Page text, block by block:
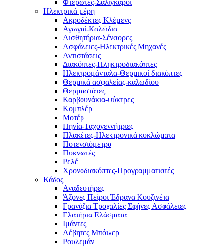
Φτερωτές-Σαλίγκαροι
Ηλεκτρικά μέρη
Ακροδέκτες Κλέμενς
Αγωγοί-Καλώδια
Αισθητήρια-Σένσορες
Ασφάλειες-Ηλεκτρικές Μηχανές
Αντιστάσεις
Διακόπτες-Πληκτροδιακόπτες
Ηλεκτρομάνταλα-Θερμικοί διακόπτες
Θερμικά ασφαλείας-καλωδίου
Θερμοστάτες
Καρβουνάκια-ψύκτρες
Κομπλέρ
Μοτέρ
Πηνία-Ταχογεννήτριες
Πλακέτες-Ηλεκτρονικά κυκλώματα
Ποτενσιόμετρο
Πυκνωτές
Ρελέ
Χρονοδιακόπτες-Προγραμματιστές
Κάδος
Αναδευτήρες
Άξονες Πείροι Έδρανα Κουζινέτα
Γρανάζια Τροχαλίες Σφήνες Ασφάλειες
Ελατήρια Ελάσματα
Ιμάντες
Λέβητες Μπόιλερ
Ρουλεμάν